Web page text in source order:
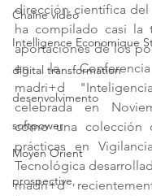
Chaîne vidéo
Intelligence Economique
digital transformation
desenvolvimento
softpower
Moyen Orient
prospective,
dirección científica del
ha compilado casi la
aportaciones de los
en la Conferencia
madri+d
celebrada en
como una colección
prácticas en
Tecnológica
madri+d